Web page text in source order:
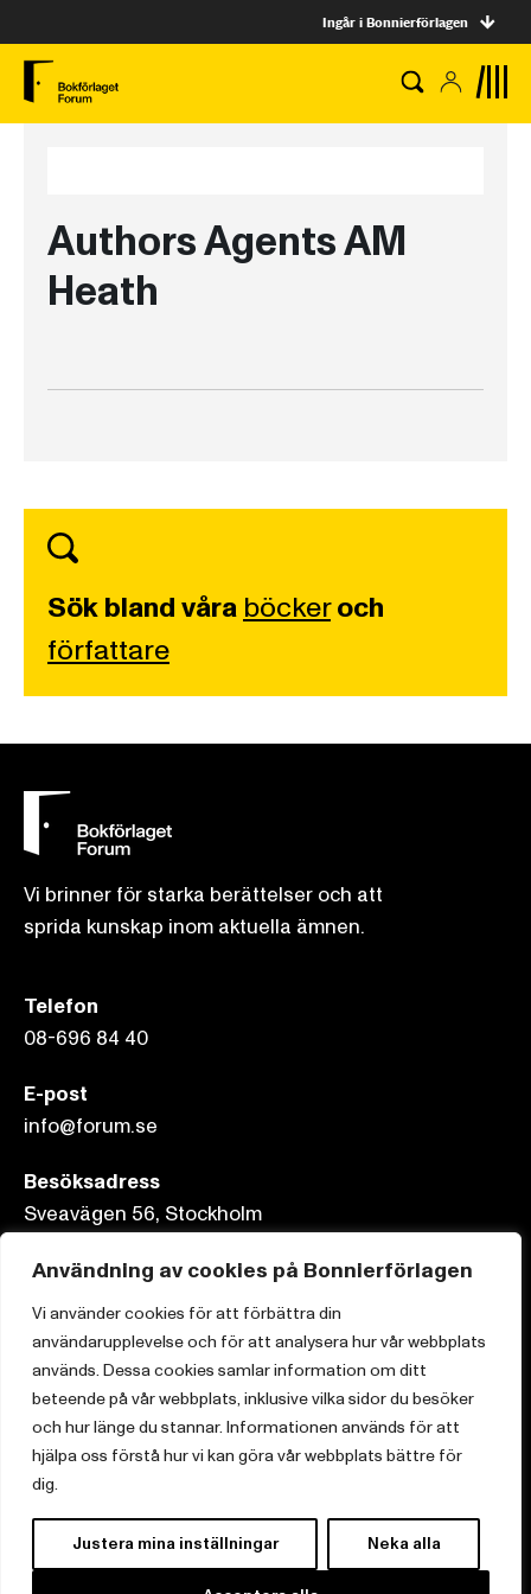
Användning av cookies på Bonnierförlagen
Vi använder cookies för att förbättra din
användarupplevelse och för att analysera hur vår webbplats
används. Dessa cookies samlar information om ditt
beteende på vår webbplats, inklusive vilka sidor du besöker
och hur länge du stannar. Informationen används för att
hjälpa oss förstå hur vi kan göra vår webbplats bättre för
dig.
Justera mina inställningar Neka alla
Ingår i Bonnierförlagen
Authors Agents AM
Heath
Sök bland våra böckeroch
författare
Vi brinner för starka berättelser och att
sprida kunskap inom aktuella ämnen.
Telefon
08-696 84 40
E-post
info@forum.se
Besöksadress
Sveavägen 56, Stockholm
Postadress
Box 3159, 103 63 Stockholm
Om Bonnierförlagen
Cookies
Integritetspolicy